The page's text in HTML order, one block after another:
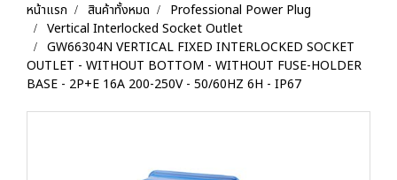
หน้าแรก สินค้าทั้งหมด
Professional Power Plug
Vertical Interlocked Socket Outlet
GW66304N VERTICAL FIXED INTERLOCKED SOCKET
OUTLET - WITHOUT BOTTOM - WITHOUT FUSE-HOLDER
BASE - 2P+E 16A 200-250V - 50/60HZ 6H - IP67